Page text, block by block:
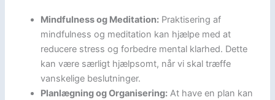
Mindfulness og Meditation: Praktisering af
mindfulness og meditation kan hjælpe med at
reducere stress og forbedre mental klarhed. Dette
kan være særligt hjælpsomt, når vi skal træffe
vanskelige beslutninger.
Planlægning og Organisering: At have en plan kan